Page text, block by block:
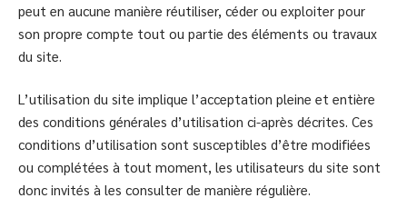
peut en aucune manière réutiliser, céder ou exploiter pour
son propre compte tout ou partie des éléments ou travaux
du site.
L’utilisation du site implique l’acceptation pleine et entière
des conditions générales d’utilisation ci-après décrites. Ces
conditions d’utilisation sont susceptibles d’être modifiées
ou complétées à tout moment, les utilisateurs du site sont
donc invités à les consulter de manière régulière.